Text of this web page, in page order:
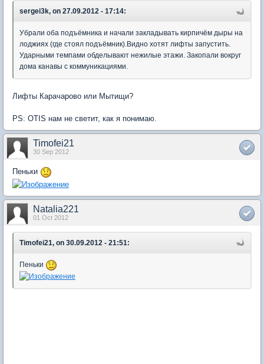
sergei3k, on 27.09.2012 - 17:14:
Убрали оба подъёмника и начали закладывать кирпичём дыры на
лоджиях (где стоял подъёмник).Видно хотят лифты запустить.
Ударными темпами обделывают нежилые этажи. Закопали вокруг
дома канавы с коммуникациями.
Лифты Карачарово или Мытищи?
PS: OTIS нам не светит, как я понимаю.
Timofei21
30 Sep 2012
Пеньки
Natalia221
01 Oct 2012
Timofei21, on 30.09.2012 - 21:51:
Пеньки